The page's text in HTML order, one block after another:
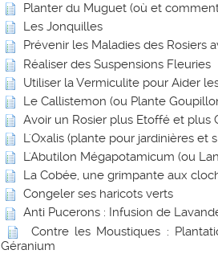
Planter du Muguet (où et
Les Jonquilles
Prévenir les Maladies des Rosiers
Réaliser des Suspensions Fleuries
Utiliser la Vermiculite pour Aider
Le Callistemon (ou Plante
Avoir un Rosier plus Etoffé et plus
L'Oxalis (plante pour jardinières et
L'Abutilon Mégapotamicum (ou
La Cobée, une grimpante aux
Congeler ses haricots verts
Anti Pucerons : Infusion de
Contre les Moustiques :
Géranium